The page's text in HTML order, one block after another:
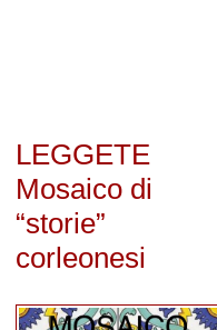
LEGGETE
Mosaico di
“storie”
corleonesi